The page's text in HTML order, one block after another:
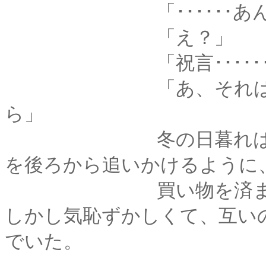
「･･････あんな事
「え？」
「祝言･･････年が
「あ、それは･････
ら」
冬の日暮れはあっと
を後ろから追いかけるよう
買い物を済ませたふ
しかし気恥ずかしくて、互
でいた。